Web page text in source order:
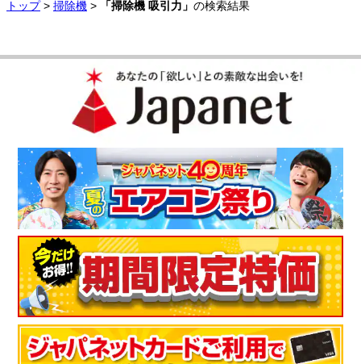
トップ> 掃除機 > 「掃除機 吸引力」 の検索結果